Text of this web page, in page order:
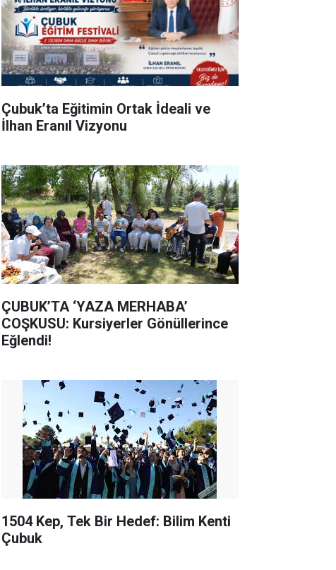
Çubuk’ta Eğitimin Ortak İdeali ve
İlhan Eranıl Vizyonu
ÇUBUK’TA ‘YAZA MERHABA’
COŞKUSU: Kursiyerler Gönüllerince
Eğlendi!
1504 Kep, Tek Bir Hedef: Bilim Kenti
Çubuk